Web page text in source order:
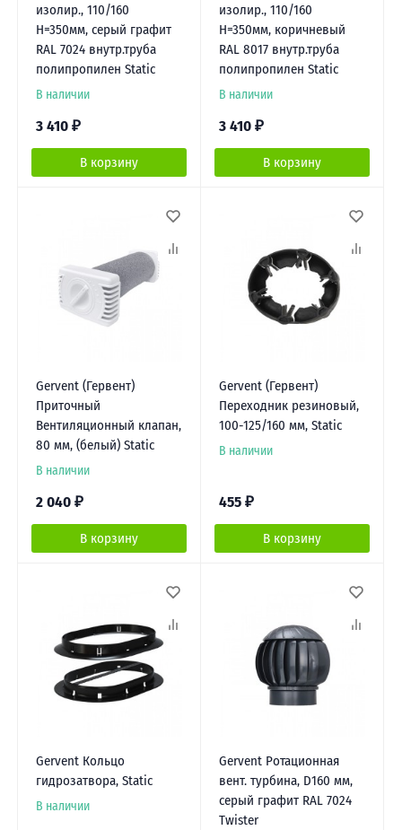
изолир., 110/160
Н=350мм, серый графит
RAL 7024 внутр.труба
полипропилен Static
В наличии
3 410 ₽
В корзину
изолир., 110/160
Н=350мм, коричневый
RAL 8017 внутр.труба
полипропилен Static
В наличии
3 410 ₽
В корзину
Gervent (Гервент)
Приточный
Вентиляционный клапан,
80 мм, (белый) Static
В наличии
2 040 ₽
В корзину
Gervent (Гервент)
Переходник резиновый,
100-125/160 мм, Static
В наличии
455 ₽
В корзину
Gervent Кольцо
гидрозатвора, Static
В наличии
Gervent Ротационная
вент. турбина, D160 мм,
серый графит RAL 7024
Twister